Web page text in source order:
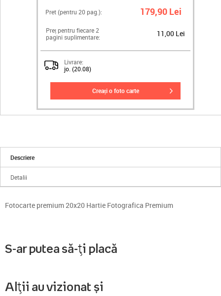
Pret (pentru 20 pag.): 179,90 Lei
Preț pentru fiecare 2
pagini suplimentare:
11,00 Lei
Livrare:
jo. (20.08)
creați o foto carte
Descriere
Detalii
Fotocarte premium 20x20 Hartie Fotografica Premium
S-ar putea să-ți placă
Alții au vizionat și